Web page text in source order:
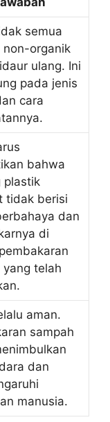
semua
non-organik
ulang. Ini
pada jenis
cara
bahwa
plastik
tidak berisi
dan
di
yang telah
aman.
sampah
dan
manusia.